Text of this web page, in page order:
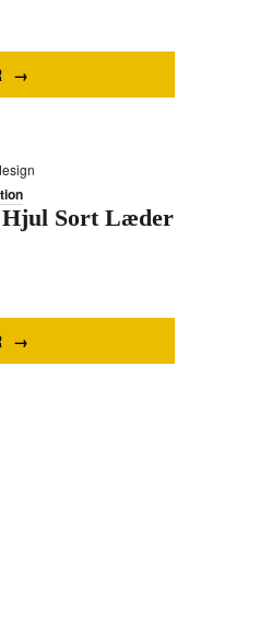
Hjul Sort Læder